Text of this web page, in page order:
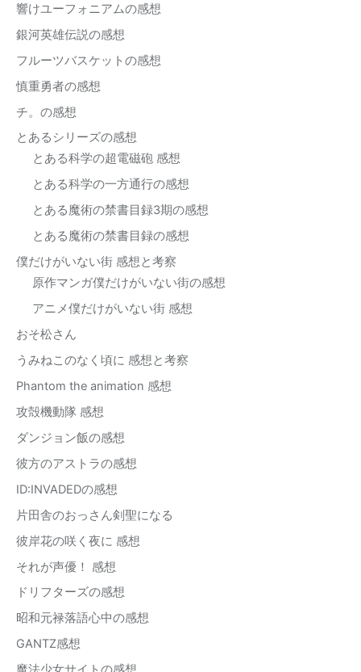
響けユーフォニアムの感想
銀河英雄伝説の感想
フルーツバスケットの感想
慎重勇者の感想
チ。の感想
とあるシリーズの感想
とある科学の超電磁砲 感想
とある科学の一方通行の感想
とある魔術の禁書目録3期の感想
とある魔術の禁書目録の感想
僕だけがいない街 感想と考察
原作マンガ僕だけがいない街の感想
アニメ僕だけがいない街 感想
おそ松さん
うみねこのなく頃に 感想と考察
Phantom the animation 感想
攻殻機動隊 感想
ダンジョン飯の感想
彼方のアストラの感想
ID:INVADEDの感想
片田舎のおっさん剣聖になる
彼岸花の咲く夜に 感想
それが声優！ 感想
ドリフターズの感想
昭和元禄落語心中の感想
GANTZ感想